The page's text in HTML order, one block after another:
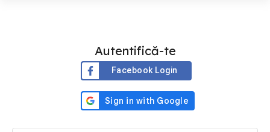
Autentifică-te
Facebook Login